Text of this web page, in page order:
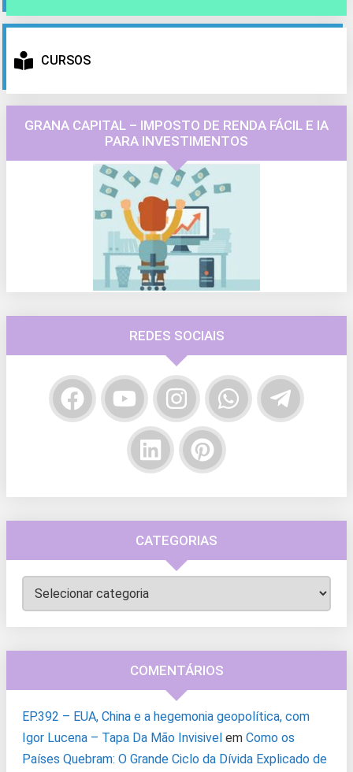
CURSOS
GRANA CAPITAL – IMPOSTO DE RENDA FÁCIL E IA
PARA INVESTIMENTOS
REDES SOCIAIS
CATEGORIAS
Categorias
COMENTÁRIOS
EP.392 – EUA, China e a hegemonia geopolítica, com
Igor Lucena – Tapa Da Mão Invisivel em Como os
Países Quebram: O Grande Ciclo da Dívida Explicado de